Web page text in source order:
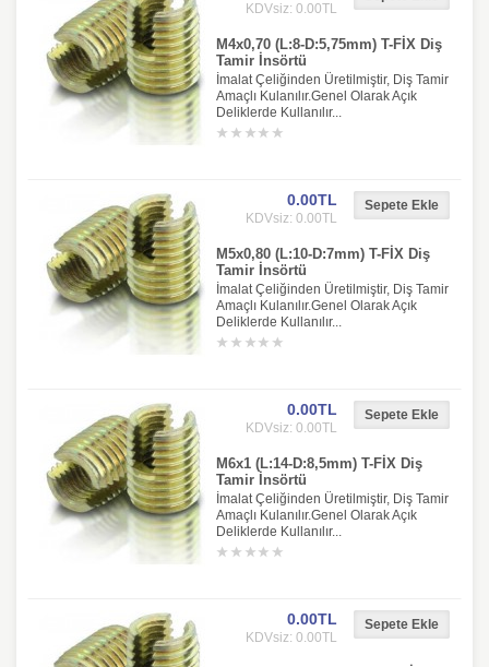
KDVsiz: 0.00TL
M4x0,70 (L:8-D:5,75mm) T-FİX Diş
Tamir İnsörtü
İmalat Çeliğinden Üretilmiştir, Diş Tamir
Amaçlı Kulanılır.Genel Olarak Açık
Deliklerde Kullanılır...
0.00TL
KDVsiz: 0.00TL
M5x0,80 (L:10-D:7mm) T-FİX Diş
Tamir İnsörtü
İmalat Çeliğinden Üretilmiştir, Diş Tamir
Amaçlı Kulanılır.Genel Olarak Açık
Deliklerde Kullanılır...
0.00TL
KDVsiz: 0.00TL
M6x1 (L:14-D:8,5mm) T-FİX Diş
Tamir İnsörtü
İmalat Çeliğinden Üretilmiştir, Diş Tamir
Amaçlı Kulanılır.Genel Olarak Açık
Deliklerde Kullanılır...
0.00TL
KDVsiz: 0.00TL